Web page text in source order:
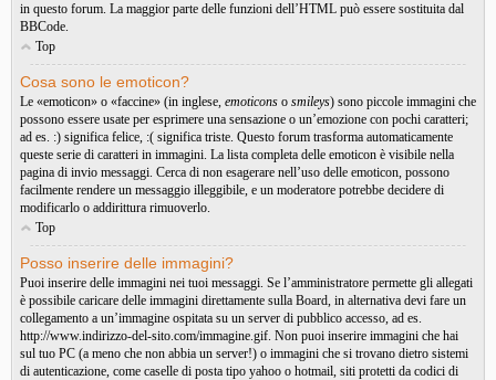
in questo forum. La maggior parte delle funzioni dell’HTML può essere sostituita dal
BBCode.
Top
Cosa sono le emoticon?
Le «emoticon» o «faccine» (in inglese, emoticons o smileys) sono piccole immagini che
possono essere usate per esprimere una sensazione o un’emozione con pochi caratteri;
ad es. :) significa felice, :( significa triste. Questo forum trasforma automaticamente
queste serie di caratteri in immagini. La lista completa delle emoticon è visibile nella
pagina di invio messaggi. Cerca di non esagerare nell’uso delle emoticon, possono
facilmente rendere un messaggio illeggibile, e un moderatore potrebbe decidere di
modificarlo o addirittura rimuoverlo.
Top
Posso inserire delle immagini?
Puoi inserire delle immagini nei tuoi messaggi. Se l’amministratore permette gli allegati
è possibile caricare delle immagini direttamente sulla Board, in alternativa devi fare un
collegamento a un’immagine ospitata su un server di pubblico accesso, ad es.
http://www.indirizzo-del-sito.com/immagine.gif. Non puoi inserire immagini che hai
sul tuo PC (a meno che non abbia un server!) o immagini che si trovano dietro sistemi
di autenticazione, come caselle di posta tipo yahoo o hotmail, siti protetti da codici di